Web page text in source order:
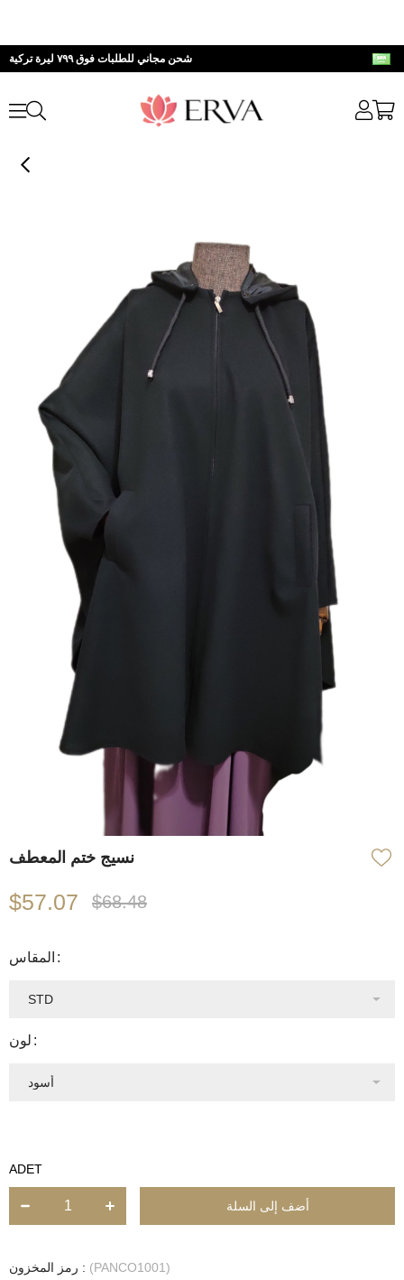
شحن مجاني للطلبات فوق ٧٩٩ ليرة تركية
نسيج ختم المعطف
$68.48
$57.07
المقاس
لون
ADET
رمز المخزون
(PANCO1001)